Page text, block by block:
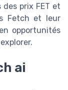
prix FET et
Fetch et leur
opportunités
ai